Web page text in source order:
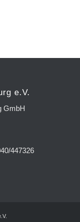
e.V.
GmbH
447326